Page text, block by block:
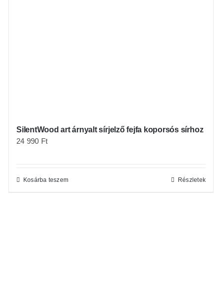
SilentWood art árnyalt sírjelző fejfa koporsós sírhoz
24 990 Ft
Kosárba teszem Részletek